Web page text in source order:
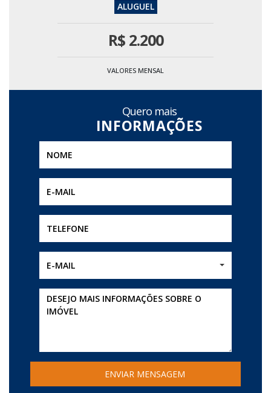
R$2.200
VALORES MENSAL
Quero mais
E-MAIL